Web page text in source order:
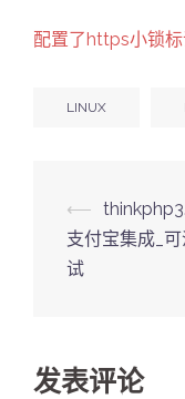
配置了https小锁
LINUX
Post
⟵
支付宝集成_可
试
发表评论